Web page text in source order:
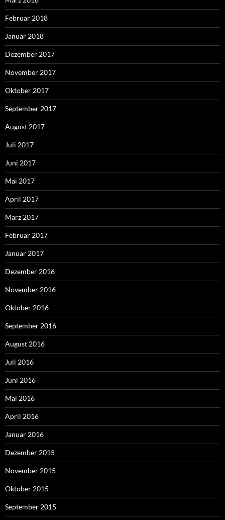
Februar 2018
Januar 2018
Dezember 2017
November 2017
Oktober 2017
September 2017
August 2017
Juli 2017
Juni 2017
Mai 2017
April 2017
März 2017
Februar 2017
Januar 2017
Dezember 2016
November 2016
Oktober 2016
September 2016
August 2016
Juli 2016
Juni 2016
Mai 2016
April 2016
Januar 2016
Dezember 2015
November 2015
Oktober 2015
September 2015